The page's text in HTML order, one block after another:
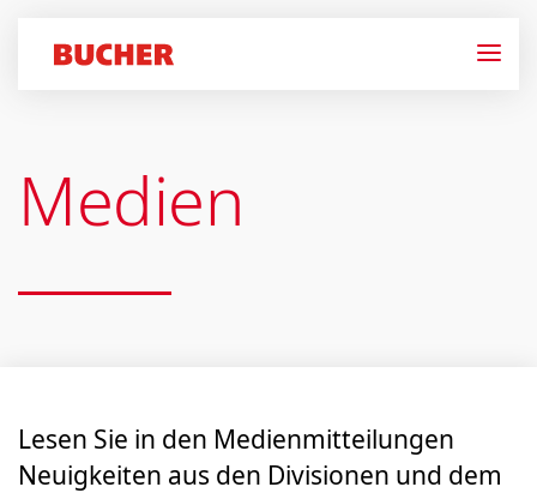
Medien
Lesen Sie in den Medien­mitteilungen
Neuigkeiten aus den Divisionen und dem